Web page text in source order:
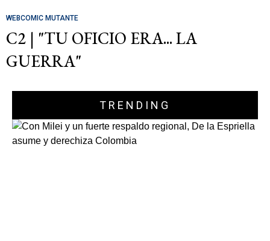
WEBCOMIC MUTANTE
C2 | "TU OFICIO ERA... LA
GUERRA"
TRENDING